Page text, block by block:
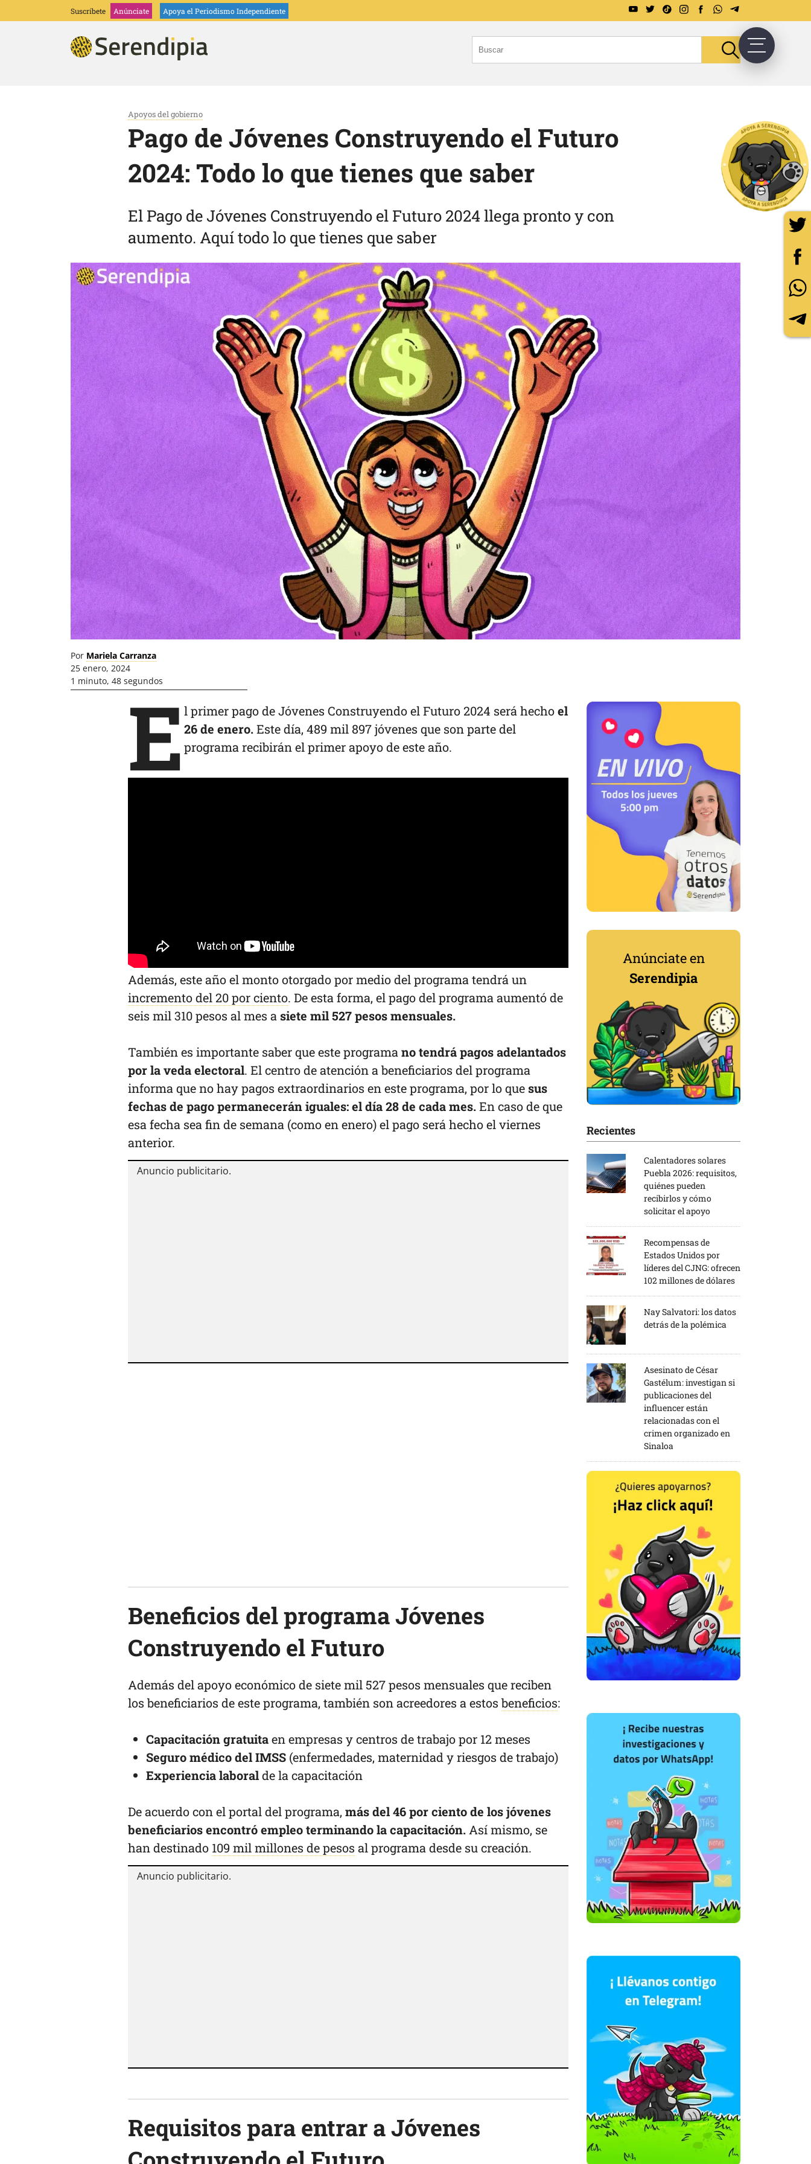
Suscríbete Anúnciate Apoya el Periodismo Independiente
Apoyos del gobierno
Pago de Jóvenes Construyendo el Futuro
2024: Todo lo que tienes que saber
El Pago de Jóvenes Construyendo el Futuro 2024 llega pronto y con
aumento. Aquí todo lo que tienes que saber
Por Mariela Carranza
25 enero, 2024
1 minuto, 48 segundos
E l primer pago de Jóvenes Construyendo el Futuro 2024 será hechoel
26 de enero.Este día, 489 mil 897 jóvenes que son parte del
programa recibirán el primer apoyo de este año.
Además, este año el monto otorgado por medio del programa tendrá un
incremento del 20 por ciento. De esta forma, el pago del programa aumentó de
seis mil 310 pesos al mes a siete mil 527 pesos mensuales.
También es importante saber que este programa no tendrá pagos adelantados
por la veda electoral. El centro de atención a beneficiarios del programa
informa que no hay pagos extraordinarios en este programa, por lo que sus
fechas de pago permanecerán iguales: el día 28 de cada mes.En caso de que
esa fecha sea fin de semana (como en enero) el pago será hecho el viernes
anterior.
Beneficios del programa Jóvenes
Construyendo el Futuro
Además del apoyo económico de siete mil 527 pesos mensuales que reciben
los beneficiarios de este programa, también son acreedores a estosbeneficios:
Capacitación gratuitaen empresas y centros de trabajo por 12 meses
Seguro médico del IMSS (enfermedades, maternidad y riesgos de trabajo)
Experiencia laboralde la capacitación
De acuerdo con el portal del programa, más del 46 por ciento de los jóvenes
beneficiarios encontró empleo terminando la capacitación. Así mismo, se
han destinado 109 mil millones de pesos al programa desde su creación.
Requisitos para entrar a Jóvenes
Anúnciate en
Serendipia
Recientes
Calentadores solares
Puebla 2026: requisitos,
quiénes pueden
recibirlos y cómo
solicitar el apoyo
Recompensas de
Estados Unidos por
líderes del CJNG: ofrecen
102 millones de dólares
Nay Salvatori: los datos
detrás de la polémica
Asesinato de César
Gastélum: investigan si
publicaciones del
influencer están
relacionadas con el
crimen organizado en
Sinaloa